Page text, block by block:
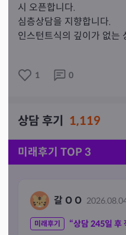
시 오픈합니다.
심층상담을 지향합니다.
인스턴트식의 깊이가 없는
간의 깊이 있는 학문적 탐구
수도권에 있는 절들을 하나
글로 원하시는 소원을 남
매일 사찰소리 향내음 맡
습니다.
1 0
상담 후기 1,119
미래후기 TOP 3
갈 O O
미래후기 “상담245일 후